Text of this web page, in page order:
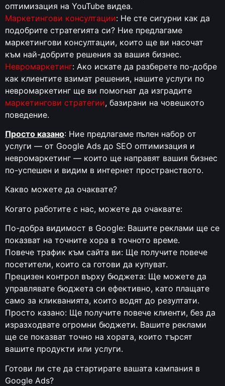
оптимизация на YouTube видеа.
Маркетингови консултации: Не сте сигурни как да
подобрите стратегията си? Ние предлагаме
маркетингови консултации, които ще ви насочат
към най-добрите решения за вашия бизнес.
Невромаркетинг: Ако искате да разберете по-добре
как клиентите взимат решения, нашите услуги по
невромаркетинг ще ви помогнат да изградите
маркетингови стратегии, базирани на човешкото
поведение.
Просто казано: Ние предлагаме пълен набор от
услуги — от Google Ads до SEO оптимизация и
невромаркетинг — които ще направят вашия бизнес
по-успешен и видим в интернет пространството.
Какво можете да очаквате?
Когато работите с нас, можете да очаквате:
По-добра видимост в Google: Вашите реклами ще се
показват на точните хора в точното време.
Повече трафик към сайта ви: Ще получите повече
посетители, които са готови да купуват.
Прецизен контрол върху бюджета: Ще можете да
управлявате бюджета си ефективно, като плащате
само за кликванията, които водят до резултати.
Просто казано: Ще получите повече клиенти, без да
изразходвате огромни бюджети. Вашите реклами
ще се показват точно на хората, които търсят
вашите продукти или услуги.
Готови ли сте да стартирате вашата кампания в
Google Ads?